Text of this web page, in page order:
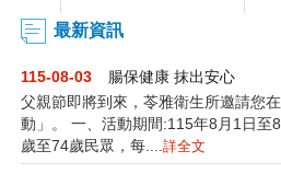
最新資訊
115-08-03
腸保健康 抹出安心
父親節即將到來，苓雅衛生所邀請您
動」。 一、活動期間:115年8月1日至
歲至74歲民眾，每.... 詳全文